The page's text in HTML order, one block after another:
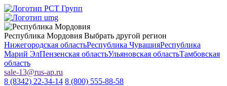
Республика Мордовия Выбрать другой регион
Нижегородская областьРеспублика ЧувашияРеспублика
Марий ЭлПензенская областьУльяновская областьТамбовская
область
sale-13@rus-ap.ru
8 (8342) 22-34-14 8 (800) 555-88-58